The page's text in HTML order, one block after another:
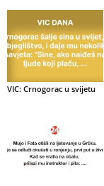
VIC: Crnogorac u svijetu